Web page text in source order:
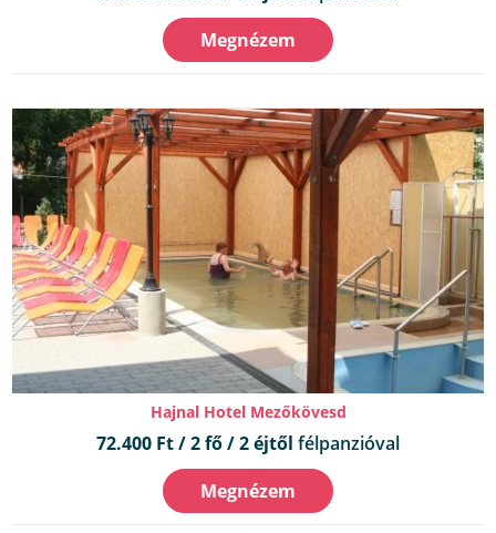
Megnézem
Hajnal Hotel Mezőkövesd
72.400 Ft / 2 fő / 2 éjtől félpanzióval
Megnézem